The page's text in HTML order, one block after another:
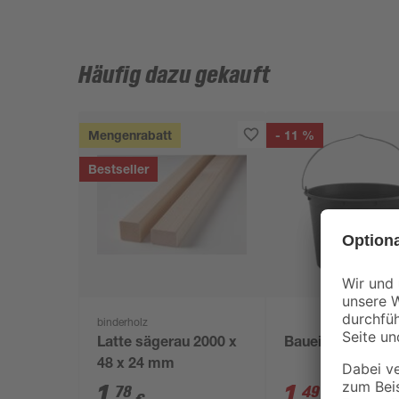
Häufig dazu gekauft
Mengenrabatt
Bestseller
binderholz
Latte sägerau 2000 x
48 x 24 mm
78
- 11 %
Baueimer 12 l
49